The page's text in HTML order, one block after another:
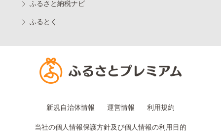
ふるさと納税ナビ
ふるとく
新規自治体情報 運営情報 利用規約
当社の個人情報保護方針及び個人情報の利用目的